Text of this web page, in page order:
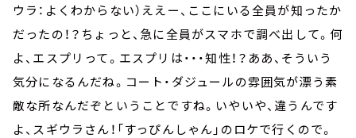
ウラ：よくわからない）ええー、ここにいる全員が知ったか
だったの！？ちょっと、急に全員がスマホで調べ出して。何
よ、エスプリって。エスプリは・・・知性！？ああ、そういう
気分になるんだね。コート・ダジュールの雰囲気が漂う素
敵な所なんだぞということですね。いやいや、違うんです
よ、スギウラさん！「すっぴんしゃん」のロケで行くので。